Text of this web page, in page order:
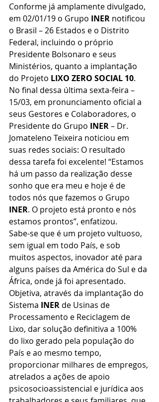
Conforme já amplamente divulgado,
em 02/01/19 o Grupo INER notificou
o Brasil – 26 Estados e o Distrito
Federal, incluindo o próprio
Presidente Bolsonaro e seus
Ministérios, quanto a implantação
do Projeto LIXO ZERO SOCIAL 10.
No final dessa última sexta-feira –
15/03, em pronunciamento oficial a
seus Gestores e Colaboradores, o
Presidente do Grupo INER – Dr.
Jomateleno Teixeira noticiou em
suas redes sociais: O resultado
dessa tarefa foi excelente! “Estamos
há um passo da realização desse
sonho que era meu e hoje é de
todos nós que fazemos o Grupo
INER. O projeto está pronto e nós
estamos prontos”, enfatizou.
Sabe-se que é um projeto vultuoso,
sem igual em todo País, e sob
muitos aspectos, inovador até para
alguns países da América do Sul e da
África, onde já foi apresentado.
Objetiva, através da implantação do
Sistema INER de Usinas de
Processamento e Reciclagem de
Lixo, dar solução definitiva a 100%
do lixo gerado pela população do
País e ao mesmo tempo,
proporcionar milhares de empregos,
atrelados a ações de apoio
psicosocioassistencial e jurídica aos